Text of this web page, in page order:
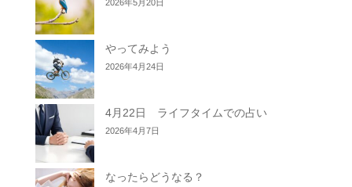
2026年5月20日
やってみよう
2026年4月24日
4月22日 ライフタイムでの占い
2026年4月7日
なったらどうなる？